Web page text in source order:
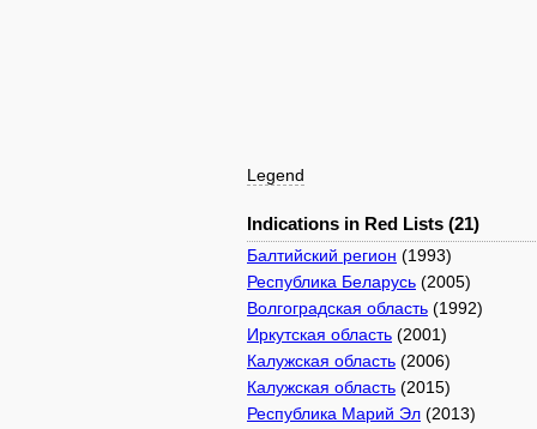
Legend
Indications in Red Lists (21)
Балтийский регион (1993)
Республика Беларусь (2005)
Волгоградская область (1992)
Иркутская область (2001)
Калужская область (2006)
Калужская область (2015)
Республика Марий Эл (2013)